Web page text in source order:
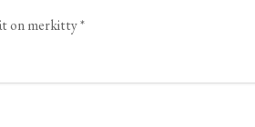
on merkitty*